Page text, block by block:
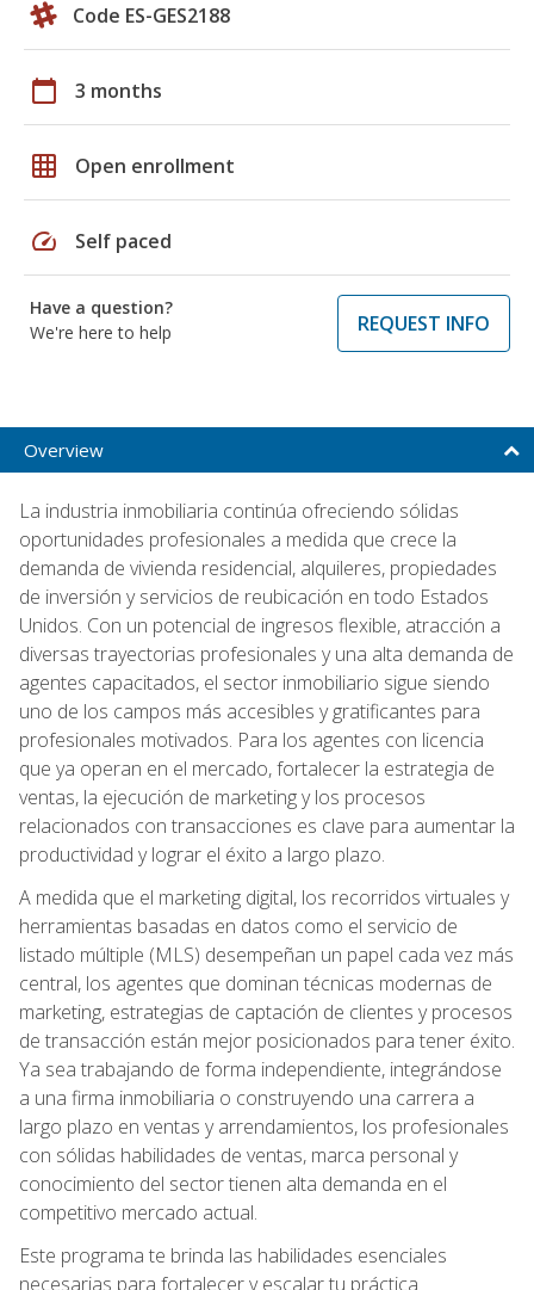
Code ES-GES2188
calendar_today 3 months
grid_on Open enrollment
speed Self paced
Have a question?
We're here to help
REQUEST INFO
Overview
La industria inmobiliaria continúa ofreciendo sólidas
oportunidades profesionales a medida que crece la
demanda de vivienda residencial, alquileres, propiedades
de inversión y servicios de reubicación en todo Estados
Unidos. Con un potencial de ingresos flexible, atracción a
diversas trayectorias profesionales y una alta demanda de
agentes capacitados, el sector inmobiliario sigue siendo
uno de los campos más accesibles y gratificantes para
profesionales motivados. Para los agentes con licencia
que ya operan en el mercado, fortalecer la estrategia de
ventas, la ejecución de marketing y los procesos
relacionados con transacciones es clave para aumentar la
productividad y lograr el éxito a largo plazo.
A medida que el marketing digital, los recorridos virtuales y
herramientas basadas en datos como el servicio de
listado múltiple (MLS) desempeñan un papel cada vez más
central, los agentes que dominan técnicas modernas de
marketing, estrategias de captación de clientes y procesos
de transacción están mejor posicionados para tener éxito.
Ya sea trabajando de forma independiente, integrándose
a una firma inmobiliaria o construyendo una carrera a
largo plazo en ventas y arrendamientos, los profesionales
con sólidas habilidades de ventas, marca personal y
conocimiento del sector tienen alta demanda en el
competitivo mercado actual.
Este programa te brinda las habilidades esenciales
necesarias para fortalecer y escalar tu práctica